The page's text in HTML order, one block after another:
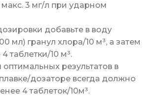
3 мг/л при ударном
добавьте в воду
мл) гранул хлора/10 м³, а затем
таблетки/10 м³.
результатов в
дозаторе всегда должно
4 таблеток/10м³.